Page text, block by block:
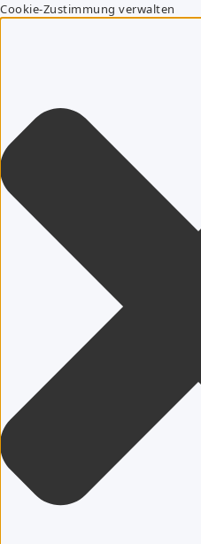
Cookie-Zustimmung verwalten